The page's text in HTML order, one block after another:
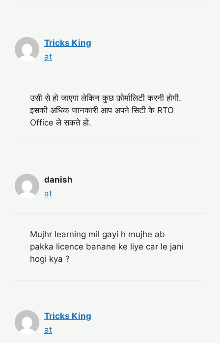
Tricks King
at
उसी से हो जाएगा लेकिन कुछ फ़ोर्मालिटी करनी होगी.
इसकी अधिक जानकारी आप अपने सिटी के RTO
Office ले सकते हो.
danish
at
Mujhr learning mil gayi h mujhe ab
pakka licence banane ke liye car le jani
hogi kya ?
Tricks King
at